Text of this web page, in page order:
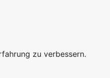
zu verbessern.